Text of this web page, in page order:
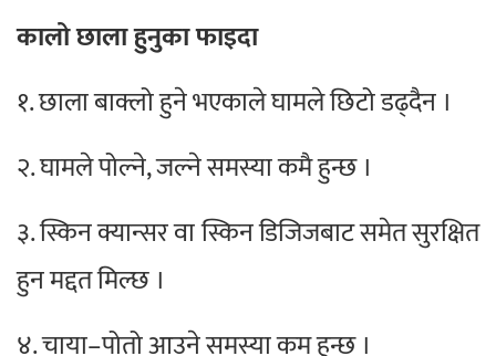
कालो छाला हुनुका फाइदा
१. छाला बाक्लो हुने भएकाले घामले छिटो डढ्दैन ।
२. घामले पोल्ने, जल्ने समस्या कमै हुन्छ ।
३. स्किन क्यान्सर वा स्किन डिजिजबाट समेत सुरक्षित
हुन मद्दत मिल्छ ।
४. चाया–पोतो आउने समस्या कम हुन्छ ।